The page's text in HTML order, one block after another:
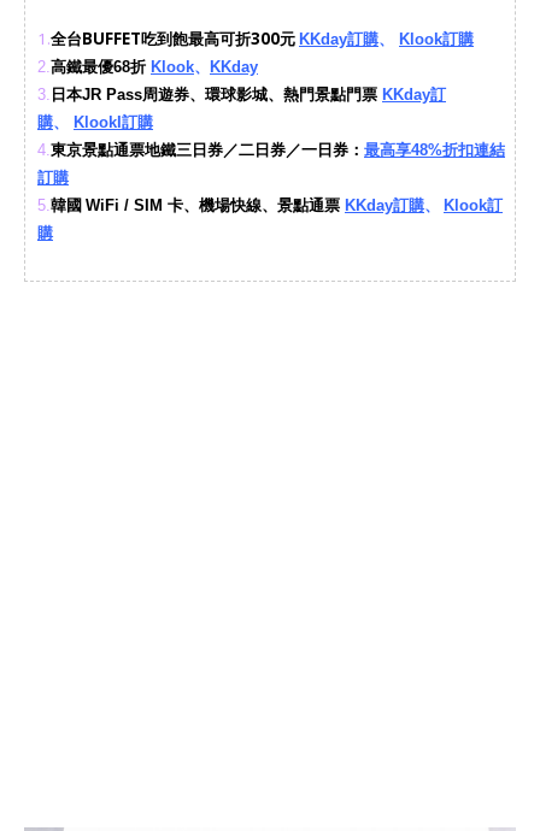
1.全台BUFFET吃到飽最高可折300元 KKday訂購、 Klook訂購
2. 高鐵最優68折 Klook、 KKday
3. 日本JR Pass周遊券、環球影城、熱門景點門票 KKday訂
購、 KlookI訂購
4. 東京景點通票地鐵三日券／二日券／一日券： 最高享48%折扣連結
訂購
5. 韓國 WiFi / SIM 卡、機場快線、景點通票 KKday訂購、
Klook訂
購